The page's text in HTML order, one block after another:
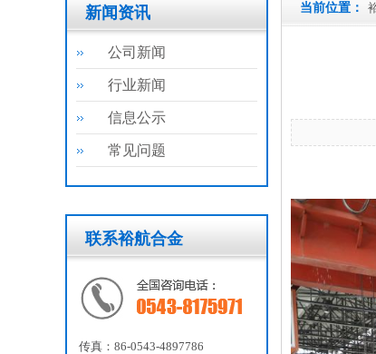
新闻资讯
公司新闻
行业新闻
信息公示
常见问题
联系裕航合金
传真：86-0543-4897786
当前位置：